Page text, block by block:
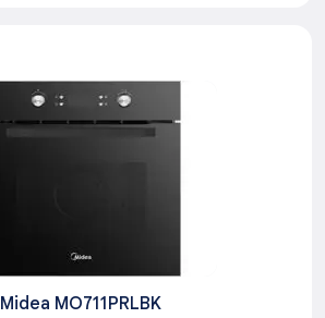
Midea MO711PRLBK